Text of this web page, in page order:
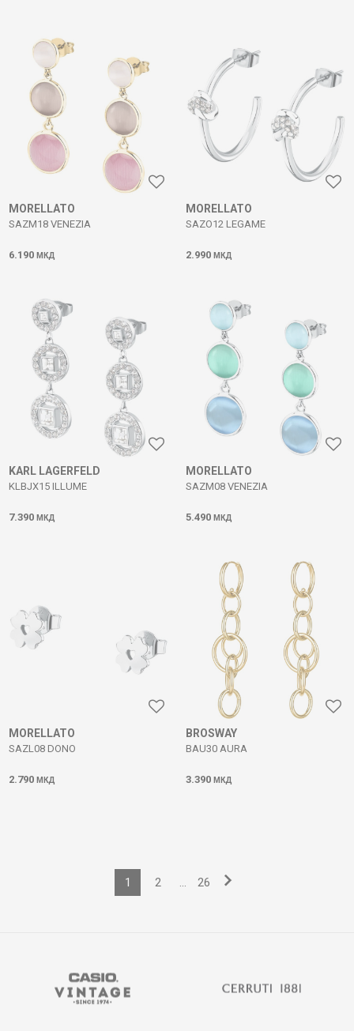
MORELLATO
SAZM18 VENEZIA
6.190 МКД
MORELLATO
SAZO12 LEGAME
2.990 МКД
KARL LAGERFELD
KLBJX15 ILLUME
7.390 МКД
MORELLATO
SAZM08 VENEZIA
5.490 МКД
MORELLATO
SAZL08 DONO
2.790 МКД
BROSWAY
BAU30 AURA
3.390 МКД
1 2 ... 26